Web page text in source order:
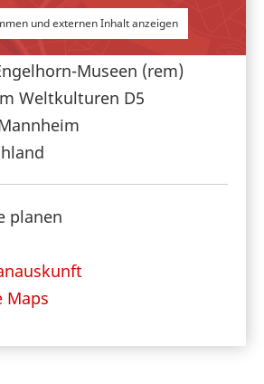
und externen Inhalt anzeigen
Museen (rem)
Weltkulturen D5
planen
Maps